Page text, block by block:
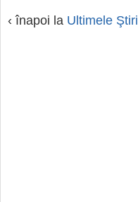
‹ înapoi la Ultimele Ştiri